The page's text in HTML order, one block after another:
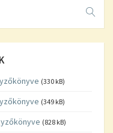
(330 kB)
(349 kB)
(828 kB)